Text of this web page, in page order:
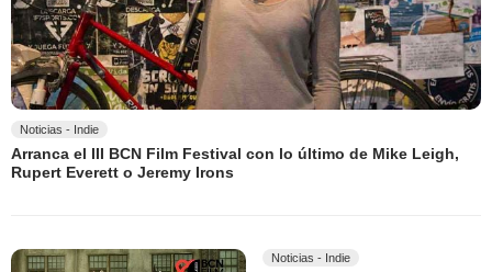
Noticias - Indie
Arranca el III BCN Film Festival con lo último de Mike Leigh,
Rupert Everett o Jeremy Irons
Noticias - Indie